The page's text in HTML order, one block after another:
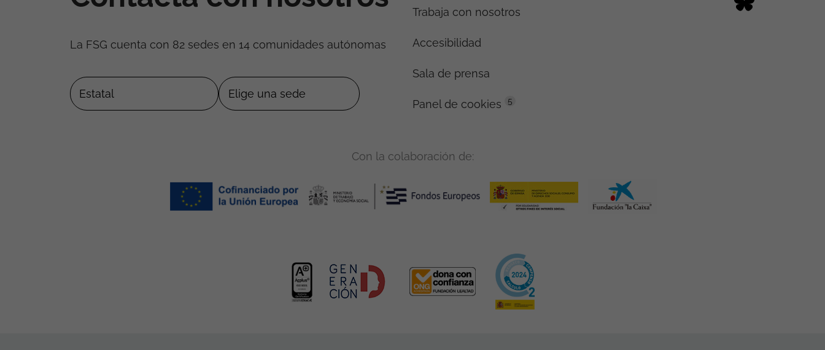
La FSG cuenta con 82 sedes en 14 comunidades autónomas
Trabaja con nosotros
Accesibilidad
Sala de prensa
Panel de cookies 5
Con la colaboración de: